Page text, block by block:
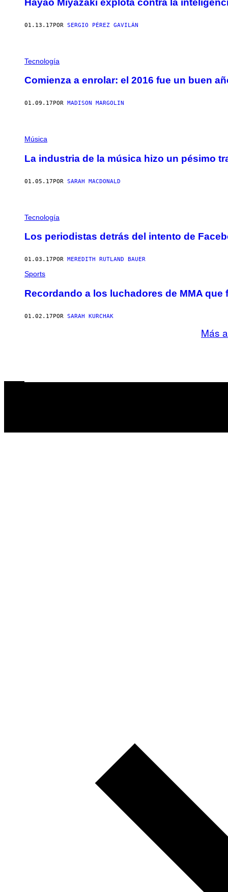
Hayao Miyazaki explota contra la
01.13.17POR SERGIO PÉREZ GAVILÁN
Tecnología
Comienza a enrolar: el 2016 fue un buen
01.09.17 POR MADISON MARGOLIN
Música
La industria de la música hizo un pésimo
01.05.17POR SARAH MACDONALD
Tecnología
Los periodistas detrás del intento de
01.03.17 POR MEREDITH RUTLAND BAUER
Sports
Recordando a los luchadores de MMA que
01.02.17POR SARAH KURCHAK
Más